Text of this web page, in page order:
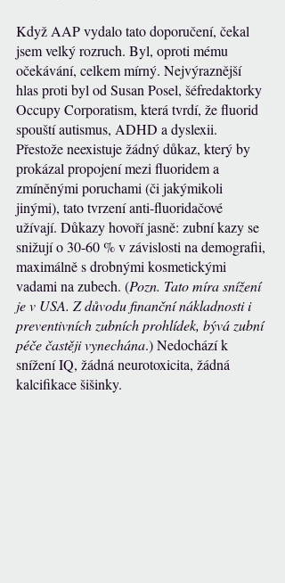
Když AAP vydalo tato doporučení, čekal
jsem velký rozruch. Byl, oproti mému
očekávání, celkem mírný. Nejvýraznější
hlas proti byl od Susan Posel, šéfredaktorky
Occupy Corporatism, která tvrdí, že fluorid
spouští autismus, ADHD a dyslexii.
Přestože neexistuje žádný důkaz, který by
prokázal propojení mezi fluoridem a
zmíněnými poruchami (či jakýmikoli
jinými), tato tvrzení anti-fluoridačové
užívají. Důkazy hovoří jasně: zubní kazy se
snižují o 30-60 % v závislosti na demografii,
maximálně s drobnými kosmetickými
vadami na zubech. (Pozn. Tato míra snížení
je v USA. Z důvodu finanční nákladnosti i
preventivních zubních prohlídek, bývá zubní
péče častěji vynechána.) Nedochází k
snížení IQ, žádná neurotoxicita, žádná
kalcifikace šišinky.